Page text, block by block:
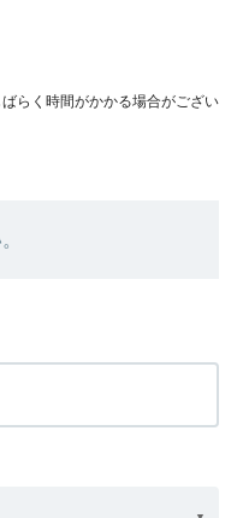
らく時間がかかる場合がござい